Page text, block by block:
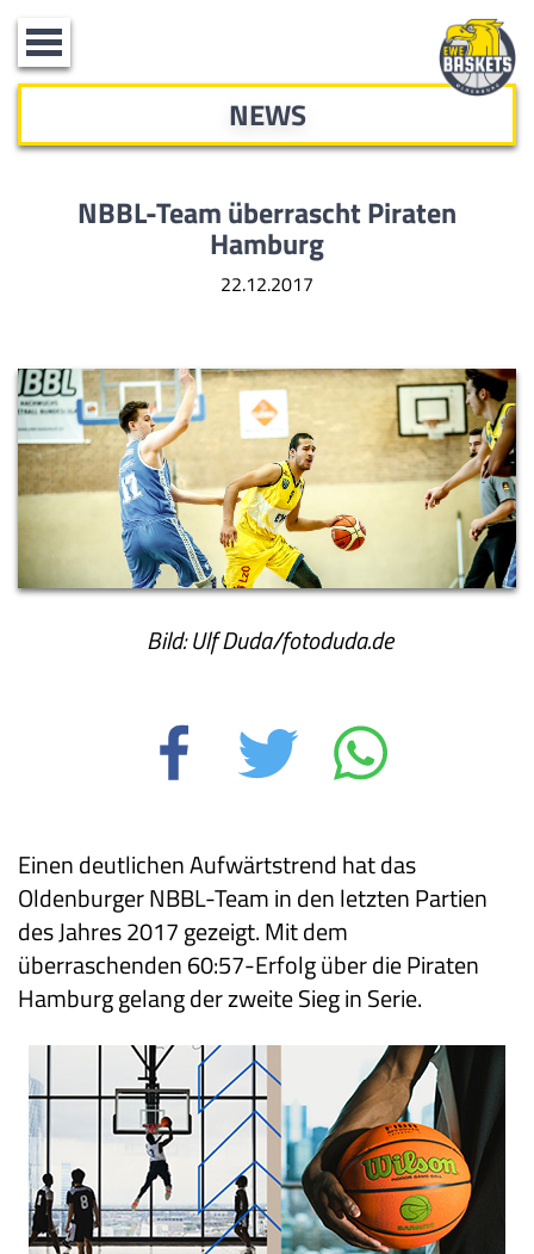
Toggle
navigation
NEWS
NBBL-Team überrascht Piraten
Hamburg
22.12.2017
Bild: Ulf Duda/fotoduda.de
Einen deutlichen Aufwärtstrend hat das
Oldenburger NBBL-Team in den letzten Partien
des Jahres 2017 gezeigt. Mit dem
überraschenden 60:57-Erfolg über die Piraten
Hamburg gelang der zweite Sieg in Serie.